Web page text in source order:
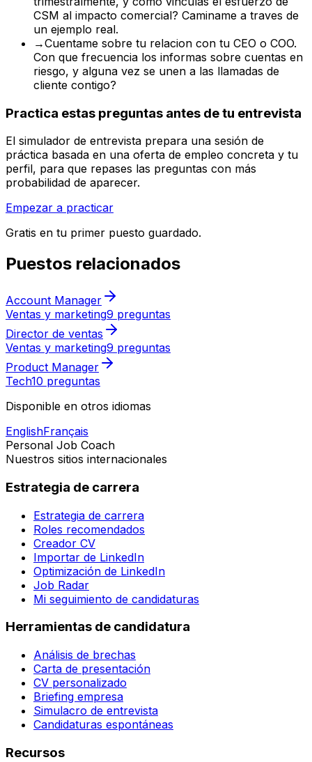
CSM al impacto comercial? Caminame a traves de
un ejemplo real.
→Cuentame sobre tu relacion con tu CEO o COO.
Con que frecuencia los informas sobre cuentas en
riesgo, y alguna vez se unen a las llamadas de
cliente contigo?
Practica estas preguntas antes de tu entrevista
El simulador de entrevista prepara una sesión de
práctica basada en una oferta de empleo concreta y tu
perfil, para que repases las preguntas con más
probabilidad de aparecer.
Empezar a practicar
Gratis en tu primer puesto guardado.
Puestos relacionados
Account Manager
Ventas y marketing9 preguntas
Director de ventas
Ventas y marketing9 preguntas
Product Manager
Tech10 preguntas
Disponible en otros idiomas
EnglishFrançais
Personal Job Coach
Nuestros sitios internacionales
Estrategia de carrera
Estrategia de carrera
Roles recomendados
Creador CV
Importar de LinkedIn
Optimización de LinkedIn
Job Radar
Mi seguimiento de candidaturas
Herramientas de candidatura
Análisis de brechas
Carta de presentación
CV personalizado
Briefing empresa
Simulacro de entrevista
Candidaturas espontáneas
Recursos